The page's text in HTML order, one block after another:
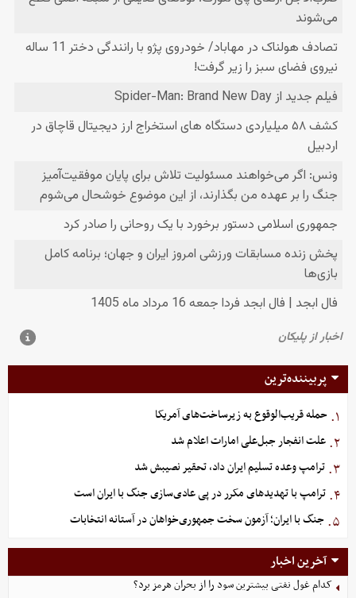
پربیننده‌ترین
۱. حمله قریب‌الوقوع به زیرساخت‌های آمریکا
۲. علت انفجار جبل‌علی امارات اعلام شد
۳. ترامپ وعده تسلیم ایران داد، تحقیر نصیبش شد
۴. ترامپ با تهدیدهای مکرر در پی عادی‌سازی جنگ با ایران است
۵. جنگ با ایران؛ آزمون سخت جمهوری‌خواهان در آستانه انتخابات
آخرین اخبار
کدام غول نفتی بیشترین سود را از بحران هرمز برد؟